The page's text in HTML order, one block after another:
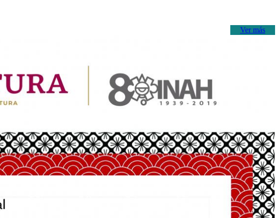
Ver más